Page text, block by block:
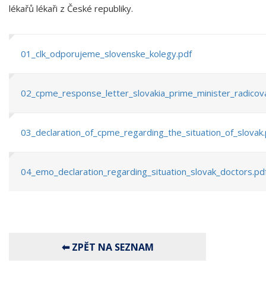
lékařů lékaři z České republiky.
01_clk_odporujeme_slovenske_kolegy.pdf